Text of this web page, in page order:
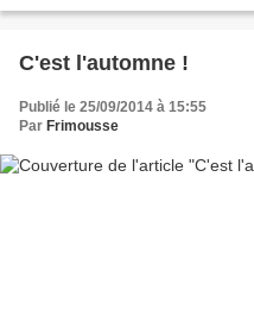
C'est l'automne !
Publié le 25/09/2014 à 15:55
Par Frimousse